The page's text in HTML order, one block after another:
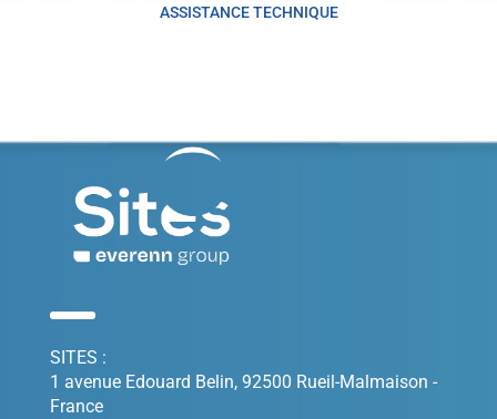
ASSISTANCE TECHNIQUE
SITES :
1 avenue Edouard Belin, 92500 Rueil-Malmaison -
France